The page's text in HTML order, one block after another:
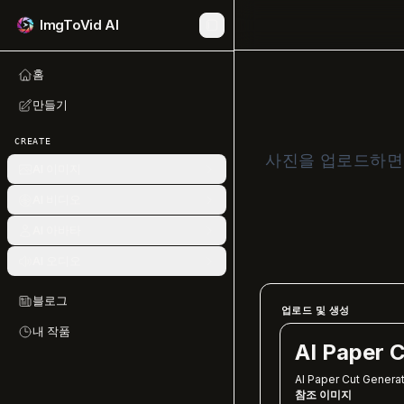
ImgToVid AI
홈
만들기
CREATE
블로그
내 작품
사진을 업로드하
업로드 및 생성
AI Paper
AI Paper Cut
참조 이미지